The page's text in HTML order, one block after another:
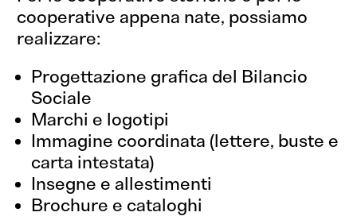
cooperative appena nate, possiamo
realizzare:
Progettazione grafica del Bilancio
Sociale
Marchi e logotipi
Immagine coordinata (lettere, buste e
carta intestata)
Insegne e allestimenti
Brochure e cataloghi